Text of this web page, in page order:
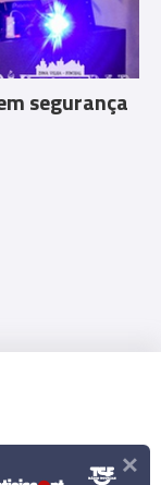
segurança
×